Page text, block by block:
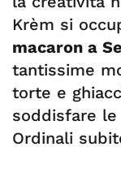
Krèm si
macaron a
tantissime
torte e
soddisfare
Ordinali